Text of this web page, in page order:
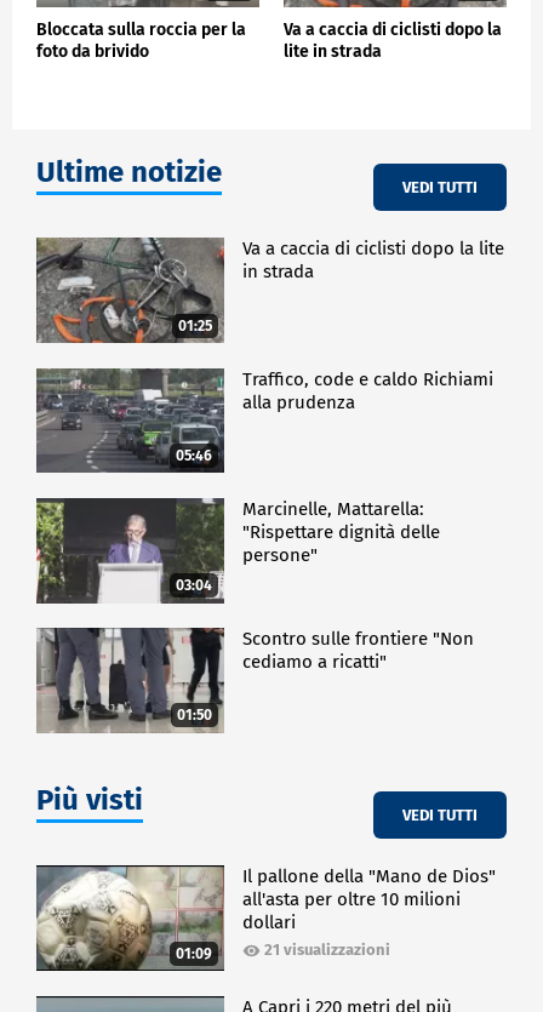
Bloccata sulla roccia per la
foto da brivido
Va a caccia di ciclisti dopo la
lite in strada
Ultime notizie VEDI TUTTI
01:25
Va a caccia di ciclisti dopo la lite
in strada
05:46
Traffico, code e caldo Richiami
alla prudenza
03:04
Marcinelle, Mattarella:
"Rispettare dignità delle
persone"
01:50
Scontro sulle frontiere "Non
cediamo a ricatti"
Più visti VEDI TUTTI
01:09
Il pallone della "Mano de Dios"
all'asta per oltre 10 milioni
dollari
21 visualizzazioni
A Capri i 220 metri del più